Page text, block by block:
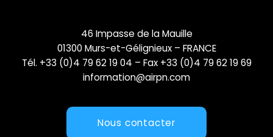
46 Impasse de la Mauille
01300 Murs-et-Gélignieux – FRANCE
Tél. +33 (0)4 79 62 19 04 – Fax +33 (0)4 79 62 19 69
information@airpn.com
Nous contacter